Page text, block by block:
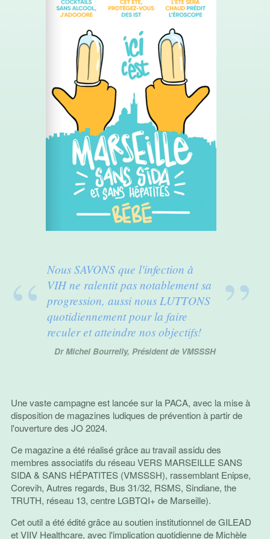
Nous SAVONS que l'infection à
VIH ne ralentit pas notablement sa
progression, aussi nous LUTTONS
quotidiennement pour la faire
reculer et atteindre nos objectifs!
Dr Michel Bourrelly, Président de VMSSSH
Une vaste campagne est lancée sur la PACA, avec la mise à
disposition de magazines ludiques de prévention à partir de
l'ouverture des JO 2024.
Ce magazine a été réalisé grâce au travail assidu des
membres associatifs du réseau VERS MARSEILLE SANS
SIDA & SANS HÉPATITES (VMSSSH), rassemblant Enipse,
Corevih, Autres regards, Bus 31/32, RSMS, Sindiane, the
TRUTH, réseau 13, centre LGBTQI+ de Marseille).
Cet outil a été édité grâce au soutien institutionnel de GILEAD
et VIIV Healthcare, avec l'implication quotidienne de Michèle